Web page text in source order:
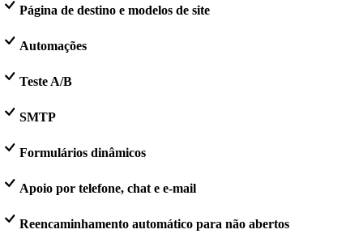
Página de destino e modelos de site
Automações
Teste A/B
SMTP
Formulários dinâmicos
Apoio por telefone, chat e e-mail
Reencaminhamento automático para não abertos